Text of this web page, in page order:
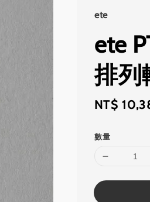
ete
ete
排列
Sale
NT$
數量